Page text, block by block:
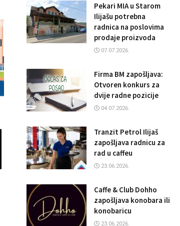
Pekari MIA u Starom
Ilijašu potrebna
radnica na poslovima
prodaje proizvoda
07.07.2026.
Firma BM zapošljava:
Otvoren konkurs za
dvije radne pozicije
04.07.2026.
Tranzit Petrol Ilijaš
zapošljava radnicu za
rad u caffeu
23.06.2026.
Caffe & Club Dohho
zapošljava konobara ili
konobaricu
23.06.2026.